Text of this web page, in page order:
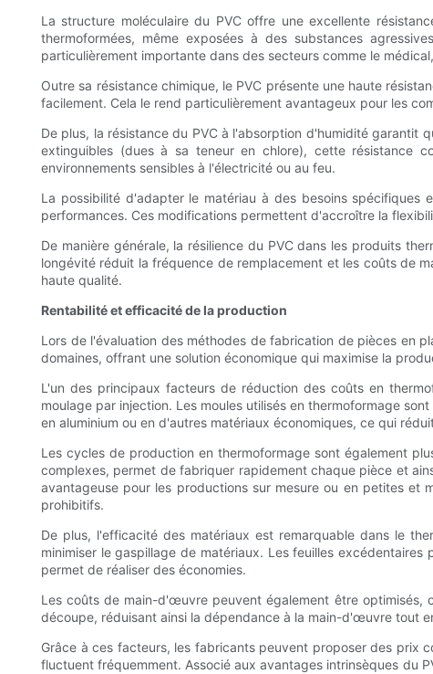
La structure moléculaire du PVC offre une excellente
thermoformées, même exposées à des substances
particulièrement importante dans des secteurs comme le
Outre sa résistance chimique, le PVC présente une haute
facilement. Cela le rend particulièrement avantageux pour les
De plus, la résistance du PVC à l'absorption d'humidité garantit
extinguibles (dues à sa teneur en chlore), cette résistance
environnements sensibles à l'électricité ou au feu.
La possibilité d'adapter le matériau à des besoins
performances. Ces modifications permettent d'accroître la
De manière générale, la résilience du PVC dans les produits
longévité réduit la fréquence de remplacement et les coûts de
haute qualité.
Rentabilité et efficacité de la production
Lors de l'évaluation des méthodes de fabrication de pièces en
domaines, offrant une solution économique qui maximise la
L'un des principaux facteurs de réduction des coûts en
moulage par injection. Les moules utilisés en thermoformage
en aluminium ou en d'autres matériaux économiques, ce qui
Les cycles de production en thermoformage sont également
complexes, permet de fabriquer rapidement chaque pièce et
avantageuse pour les productions sur mesure ou en petites et
prohibitifs.
De plus, l'efficacité des matériaux est remarquable dans le
minimiser le gaspillage de matériaux. Les feuilles
permet de réaliser des économies.
Les coûts de main-d'œuvre peuvent également être optimisés,
découpe, réduisant ainsi la dépendance à la main-d'œuvre tout
Grâce à ces facteurs, les fabricants peuvent proposer des prix
fluctuent fréquemment. Associé aux avantages intrinsèques du